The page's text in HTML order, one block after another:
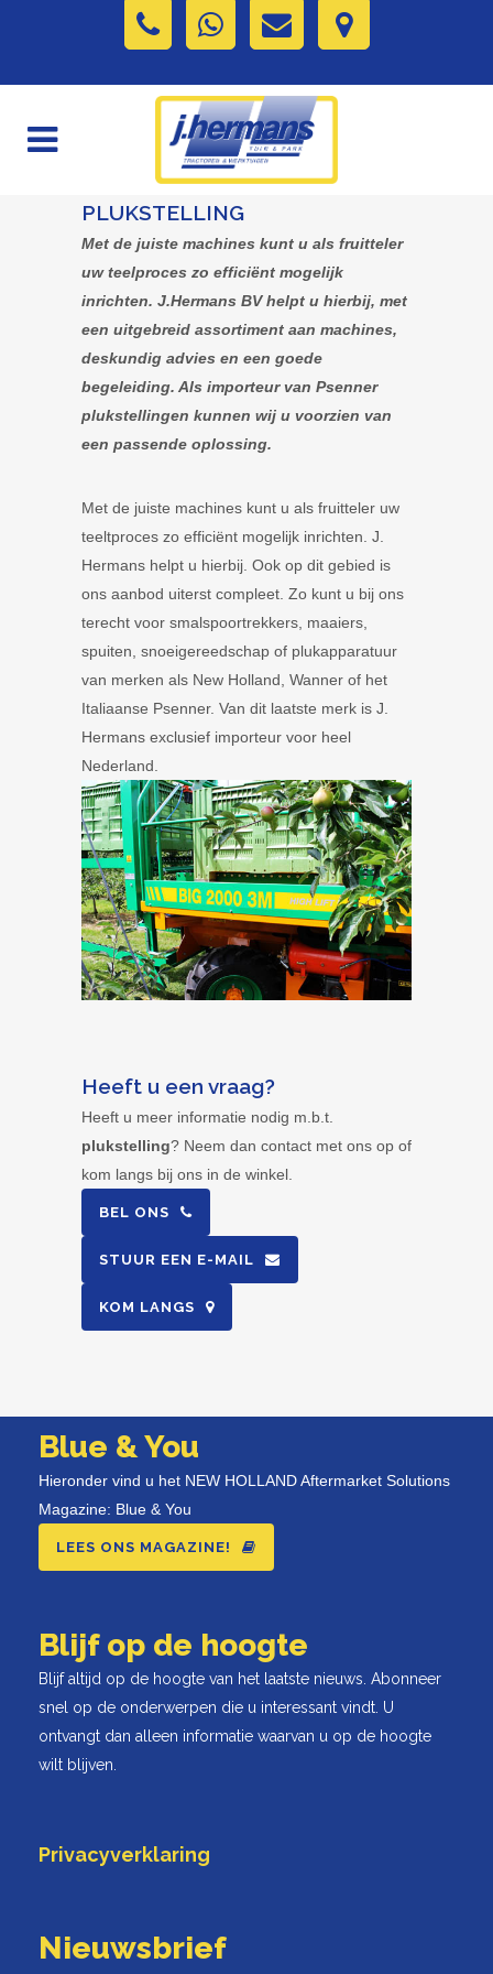
PLUKSTELLING
Met de juiste machines kunt u als fruitteler
uw teelproces zo efficiënt mogelijk
inrichten. J.Hermans BV helpt u hierbij, met
een uitgebreid assortiment aan machines,
deskundig advies en een goede
begeleiding. Als importeur van Psenner
plukstellingen kunnen wij u voorzien van
een passende oplossing.
Met de juiste machines kunt u als fruitteler uw
teeltproces zo efficiënt mogelijk inrichten. J.
Hermans helpt u hierbij. Ook op dit gebied is
ons aanbod uiterst compleet. Zo kunt u bij ons
terecht voor smalspoortrekkers, maaiers,
spuiten, snoeigereedschap of plukapparatuur
van merken als New Holland, Wanner of het
Italiaanse Psenner. Van dit laatste merk is J.
Hermans exclusief importeur voor heel
Nederland.
Heeft u een vraag?
Heeft u meer informatie nodig m.b.t.
plukstelling? Neem dan contact met ons op of
kom langs bij ons in de winkel.
BEL ONS
STUUR EEN E-MAIL
KOM LANGS
Blue & You
Hieronder vind u het NEW HOLLAND Aftermarket Solutions
Magazine: Blue & You
LEES ONS MAGAZINE!
Blijf op de hoogte
Blijf altijd op de hoogte van het laatste nieuws. Abonneer
snel op de onderwerpen die u interessant vindt. U
ontvangt dan alleen informatie waarvan u op de hoogte
wilt blijven.
Privacyverklaring
Nieuwsbrief